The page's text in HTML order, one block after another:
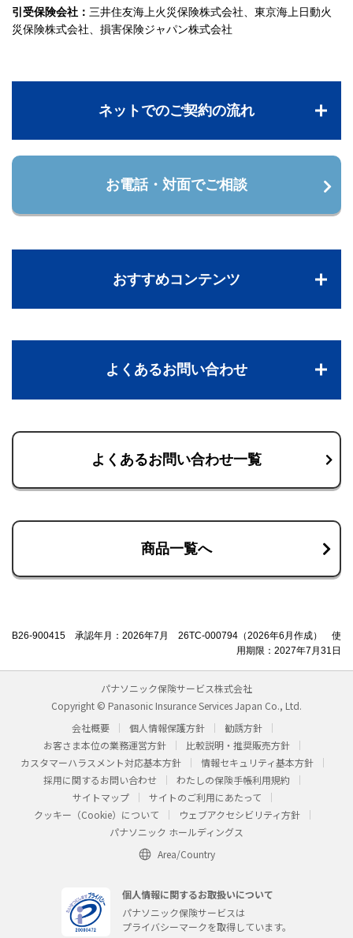
引受保険会社： 三井住友海上火災保険株式会社、東京海上日動火
災保険株式会社、損害保険ジャパン株式会社
ネットでのご契約の流れ
お電話・対面でご相談
おすすめコンテンツ
よくあるお問い合わせ
よくあるお問い合わせ一覧
商品一覧へ
B26-900415 承認年月：2026年7月 26TC-000794（2026年6月作成） 使
用期限：2027年7月31日
パナソニック保険サービス株式会社
Copyright © Panasonic Insurance Services Japan Co., Ltd.
会社概要
個人情報保護方針
勧誘方針
お客さま本位の業務運営方針
比較説明・推奨販売方針
カスタマーハラスメント対応基本方針
情報セキュリティ基本方針
採用に関するお問い合わせ
わたしの保険手帳利用規約
サイトマップ
サイトのご利用にあたって
クッキー（Cookie）について
ウェブアクセシビリティ方針
パナソニック ホールディングス
Area/Country
個人情報に関するお取扱いについて
パナソニック保険サービスは
プライバシーマークを取得しています。